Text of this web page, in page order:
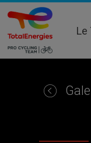
Skip
content
Le